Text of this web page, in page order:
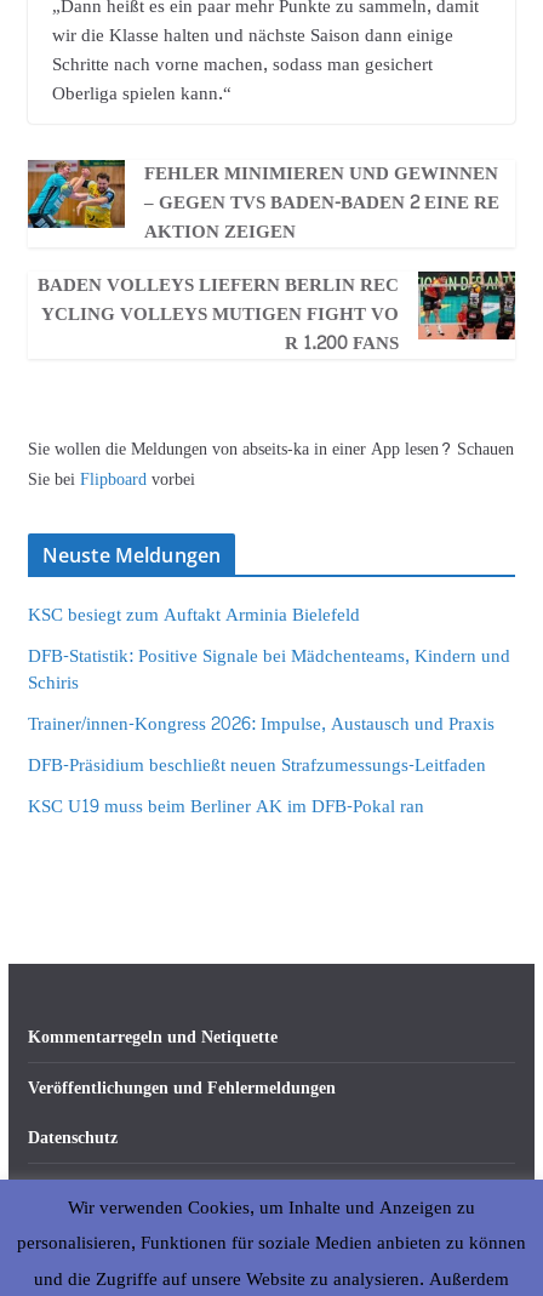
„Dann heißt es ein paar mehr Punkte zu sammeln, damit
wir die Klasse halten und nächste Saison dann einige
Schritte nach vorne machen, sodass man gesichert
Oberliga spielen kann.“
FEHLER MINIMIEREN UND GEWINNEN
– GEGEN TVS BADEN-BADEN 2 EINE RE
AKTION ZEIGEN
BADEN VOLLEYS LIEFERN BERLIN REC
YCLING VOLLEYS MUTIGEN FIGHT VO
R 1.200 FANS
Sie wollen die Meldungen von abseits-ka in einer App lesen? Schauen
Sie beiFlipboardvorbei
Neuste Meldungen
KSC besiegt zum Auftakt Arminia Bielefeld
DFB-Statistik: Positive Signale bei Mädchenteams, Kindern und
Schiris
Trainer/innen-Kongress 2026: Impulse, Austausch und Praxis
DFB-Präsidium beschließt neuen Strafzumessungs-Leitfaden
KSC U19 muss beim Berliner AK im DFB-Pokal ran
Kommentarregeln und Netiquette
Veröffentlichungen und Fehlermeldungen
Datenschutz
Impressum
Über abseits-ka.de
Wir verwenden Cookies, um Inhalte und Anzeigen zu
personalisieren, Funktionen für soziale Medien anbieten zu können
und die Zugriffe auf unsere Website zu analysieren. Außerdem